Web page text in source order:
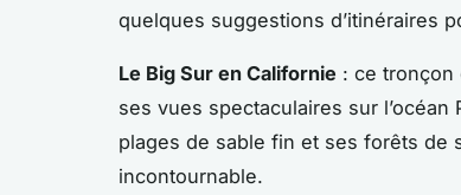
quelques suggestions d’itinéraires
Le Big Sur en Californie : ce tronçon
ses vues spectaculaires sur
plages de sable fin et ses forêts de
incontournable.